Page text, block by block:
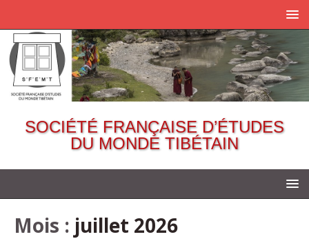
SOCIÉTÉ FRANÇAISE D’ÉTUDES
DU MONDE TIBÉTAIN
Mois : juillet 2026